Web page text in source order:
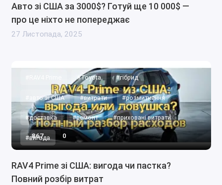
Авто зі США за 3000$? Готуй ще 10 000$ —
про це ніхто не попереджає
27 Листопада, 2025
#Toyota #гібрид
#авто зі США #витрати #розмитнення
#доставка #ремонт #приховані витрати
#вигода
867 0
RAV4 Prime зі США: вигода чи пастка?
Повний розбір витрат